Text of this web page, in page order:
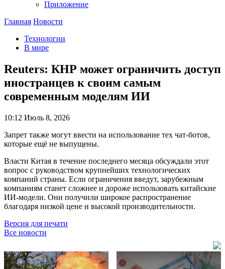
Приложение
Главная Новости
Технологии
В мире
Reuters: КНР может ограничить доступ
иностранцев к своим самым
современным моделям ИИ
10:12 Июль 8, 2026
Запрет также могут ввести на использование тех чат-ботов,
которые ещё не выпущены.
Власти Китая в течение последнего месяца обсуждали этот
вопрос с руководством крупнейших технологических
компаний страны. Если ограничения введут, зарубежным
компаниям станет сложнее и дороже использовать китайские
ИИ-модели. Они получили широкое распространение
благодаря низкой цене и высокой производительности.
Версия для печати
Все новости